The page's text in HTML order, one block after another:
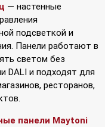
— настенные
подсветкой и
Панели работают в
светом без
DALI и подходят для
ресторанов,
панели Maytoni